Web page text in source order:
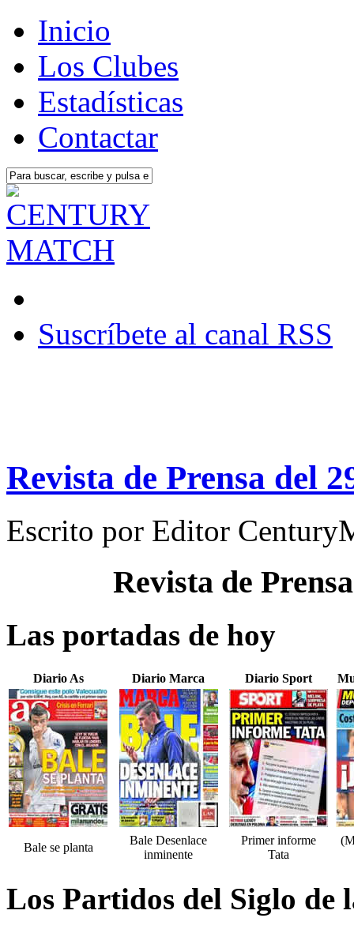
Inicio
Los Clubes
Estadísticas
Contactar
Suscríbete al canal RSS
Revista de Prensa del
Escrito por Editor
Revista de
Las portadas de hoy
Diario As Diario Marca Diario Sport
Bale se planta
Bale Desenlace
inminente
Primer informe
Tata
Los Partidos del Siglo de